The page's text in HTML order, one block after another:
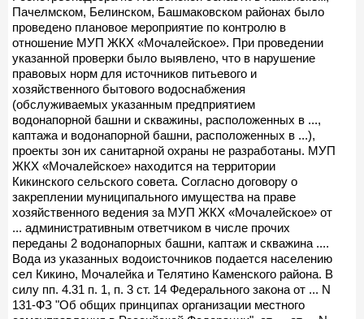
Пачелмском, Белинском, Башмаковском районах было
проведено плановое мероприятие по контролю в
отношение МУП ЖКХ «Мочалейское». При проведении
указанной проверки было выявлено, что в нарушение
правовых норм для источников питьевого и
хозяйственного бытового водоснабжения
(обслуживаемых указанным предприятием
водонапорной башни и скважины, расположенных в ...,
каптажа и водонапорной башни, расположенных в ...),
проекты зон их санитарной охраны не разработаны. МУП
ЖКХ «Мочалейское» находится на территории
Кикинского сельского совета. Согласно договору о
закреплении муниципального имущества на праве
хозяйственного ведения за МУП ЖКХ «Мочалейское» от
... административным ответчиком в числе прочих
переданы 2 водонапорных башни, каптаж и скважина ....
Вода из указанных водоисточников подается населению
сел Кикино, Мочалейка и Телятино Каменского района. В
силу пп. 4.31 п. 1, п. 3 ст. 14 Федерального закона от ... N
131-ФЗ "Об общих принципах организации местного